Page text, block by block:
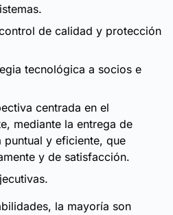
de calidad y protección
tecnológica a socios e
centrada en el
mediante la entrega de
y eficiente, que
y de satisfacción.
la mayoría son